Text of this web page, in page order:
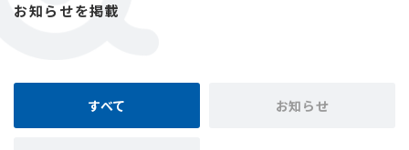
お知らせを掲載
すべて お知らせ